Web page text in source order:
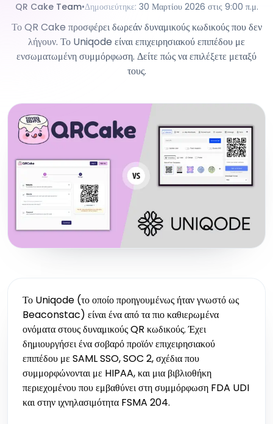
QR Cake Team•Δημοσιεύτηκε: 30 Μαρτίου 2026 στις 9:00 π.μ.
Το QR Cake προσφέρει δωρεάν δυναμικούς κωδικούς που δεν
λήγουν. Το Uniqode είναι επιχειρησιακού επιπέδου με
ενσωματωμένη συμμόρφωση. Δείτε πώς να επιλέξετε μεταξύ
τους.
Το Uniqode (το οποίο προηγουμένως ήταν γνωστό ως
Beaconstac) είναι ένα από τα πιο καθιερωμένα
ονόματα στους δυναμικούς QR κωδικούς. Έχει
δημιουργήσει ένα σοβαρό προϊόν επιχειρησιακού
επιπέδου με SAML SSO, SOC 2, σχέδια που
συμμορφώνονται με HIPAA, και μια βιβλιοθήκη
περιεχομένου που εμβαθύνει στη συμμόρφωση FDA UDI
και στην ιχνηλασιμότητα FSMA 204.